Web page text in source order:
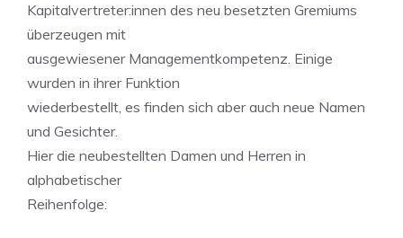
Kapitalvertreter:innen des neu besetzten Gremiums
überzeugen mit
ausgewiesener Managementkompetenz. Einige
wurden in ihrer Funktion
wiederbestellt, es finden sich aber auch neue Namen
und Gesichter.
Hier die neubestellten Damen und Herren in
alphabetischer
Reihenfolge: